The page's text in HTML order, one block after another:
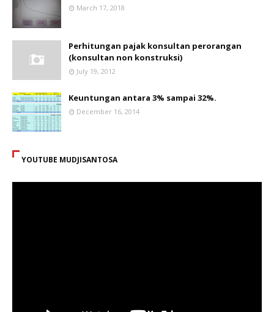
March 17, 2018
Perhitungan pajak konsultan perorangan
(konsultan non konstruksi)
July 19, 2012
Keuntungan antara 3% sampai 32%.
December 16, 2014
YOUTUBE MUDJISANTOSA